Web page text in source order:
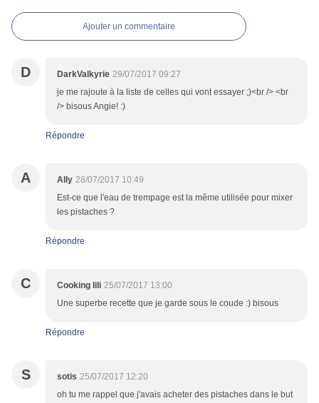
Ajouter un commentaire
D DarkValkyrie 29/07/2017 09:27
je me rajoute à la liste de celles qui vont essayer ;)<br /> <br
/> bisous Angie! :)
Répondre
A Ally 28/07/2017 10:49
Est-ce que l'eau de trempage est la même utilisée pour mixer
les pistaches ?
Répondre
C Cooking lili 25/07/2017 13:00
Une superbe recette que je garde sous le coude :) bisous
Répondre
S sotis 25/07/2017 12:20
oh tu me rappel que j'avais acheter des pistaches dans le but